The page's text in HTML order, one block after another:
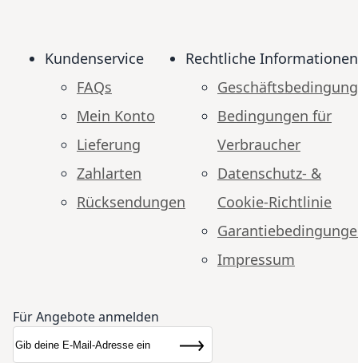
Kundenservice
FAQs
Mein Konto
Lieferung
Zahlarten
Rücksendungen
Rechtliche Informationen
Bedingungen für
Verbraucher
Datenschutz- &
Cookie-Richtlinie
Impressum
Für Angebote anmelden
Newsletter
Abonnieren